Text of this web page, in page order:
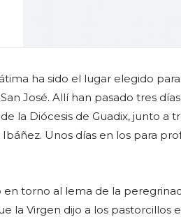
ha sido el lugar elegido
José. Allí han pasado tres
la Diócesis de Guadix, junto a
Unos días en los para
en torno al lema de la
la Virgen dijo a los pastorcillos